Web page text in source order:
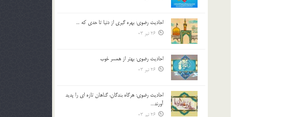
احادیث رضوی: بهره گیری از دنیا تا حدی که …
26 تیر 03
احادیث رضوی: بهتر از همسر خوب
26 تیر 03
احادیث رضوی: هرگاه بندگان، گناهان تازه ای را پدید
آورند…
26 تیر 03